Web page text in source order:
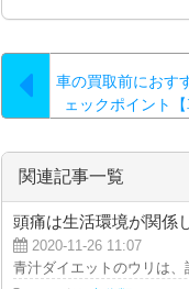
車の買取前におす
ェックポイント
関連記事一覧
頭痛は生活環境が関係
2020-11-26 11:07
青汁ダイエットのウリは